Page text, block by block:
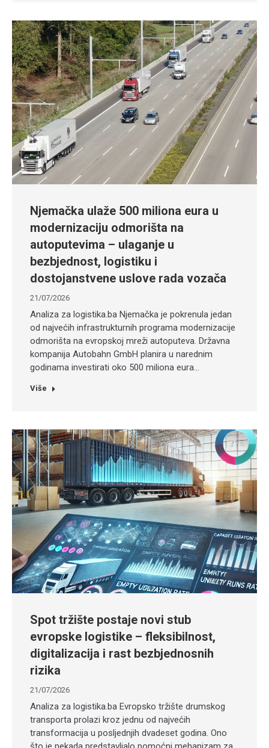
Njemačka ulaže 500 miliona eura u
modernizaciju odmorišta na
autoputevima – ulaganje u
bezbjednost, logistiku i
dostojanstvene uslove rada vozača
21/07/2026
Analiza za logistika.ba Njemačka je pokrenula jedan
od najvećih infrastrukturnih programa modernizacije
odmorišta na evropskoj mreži autoputeva. Državna
kompanija Autobahn GmbH planira u narednim
godinama investirati oko 500 miliona eura…
Više
Spot tržište postaje novi stub
evropske logistike – fleksibilnost,
digitalizacija i rast bezbjednosnih
rizika
21/07/2026
Analiza za logistika.ba Evropsko tržište drumskog
transporta prolazi kroz jednu od najvećih
transformacija u posljednjih dvadeset godina. Ono